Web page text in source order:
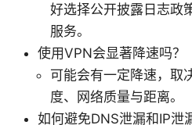
好选择公开披露日志政
服务。
使用VPN会显著降速吗？
可能会有一定降速，取
度、网络质量与距离。
如何避免DNS泄漏和IP泄